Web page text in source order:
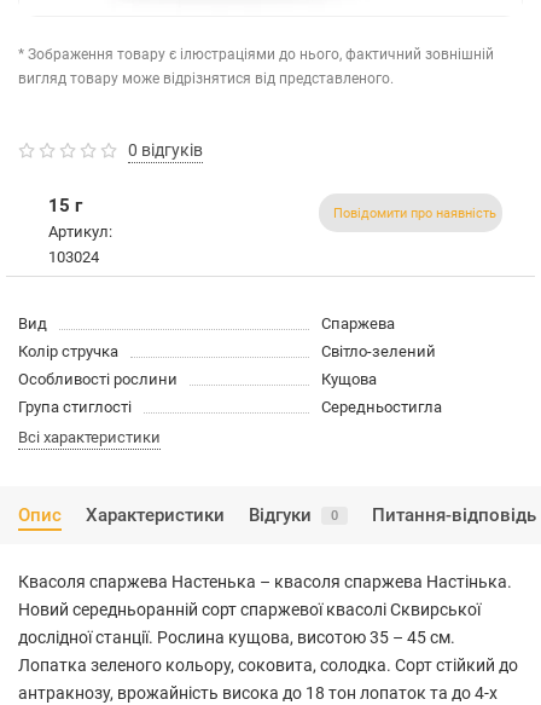
* Зображення товару є ілюстраціями до нього, фактичний зовнішній
вигляд товару може відрізнятися від представленого.
0 відгуків
15 г
Артикул:
103024
Повідомити про наявність
Вид
Спаржева
Колір стручка
Світло-зелений
Особливості рослини
Кущова
Група стиглості
Середньостигла
Всі характеристики
Опис Характеристики Відгуки 0 Питання-відповідь
Квасоля спаржева Настенька – квасоля спаржева Настінька.
Новий середньоранній сорт спаржевої квасолі Сквирської
дослідної станції. Рослина кущова, висотою 35 – 45 см.
Лопатка зеленого кольору, соковита, солодка. Сорт стійкий до
антракнозу, врожайність висока до 18 тон лопаток та до 4-х